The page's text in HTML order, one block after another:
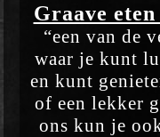
Graave
“een van de
waar je kunt
en kunt
of een lekker
ons kun je